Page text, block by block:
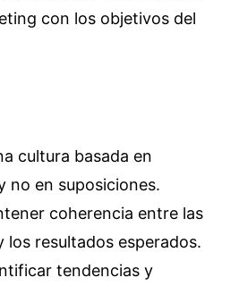
con los objetivos del
cultura basada en
no en suposiciones.
coherencia entre las
los resultados esperados.
tendencias y